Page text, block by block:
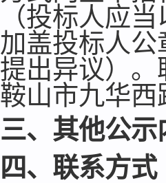
（投标人应
加盖投标人
提出异议）。
鞍山市九华西
三、其他公示
四、联系方式